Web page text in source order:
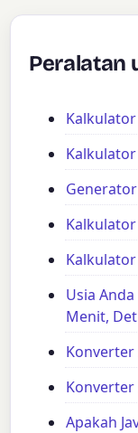
Peralatan
Kalkulator
Kalkulator
Usia
Menit,
Konverter
Konverter
Apakah